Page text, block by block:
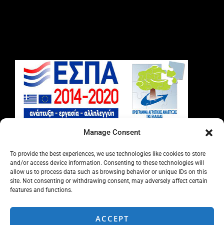
Manage Consent
To provide the best experiences, we use technologies like cookies to store
and/or access device information. Consenting to these technologies will
allow us to process data such as browsing behavior or unique IDs on this
site. Not consenting or withdrawing consent, may adversely affect certain
features and functions.
ACCEPT